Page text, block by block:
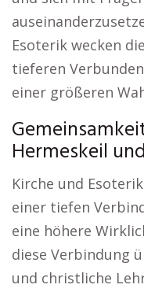
Esoterik wecken
tieferen
einer größeren
Hermeskeil
Kirche und
einer tiefen
eine höhere
diese Verbindung
und christliche